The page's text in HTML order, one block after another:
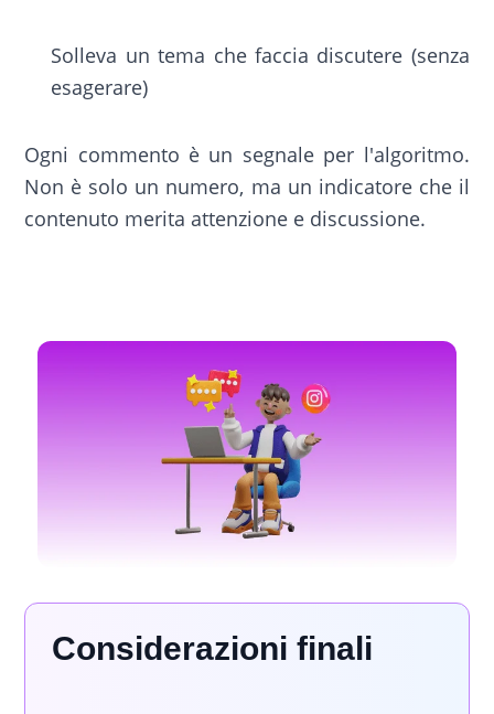
Solleva un tema che faccia discutere (senza
esagerare)
Ogni commento è un segnale per l'algoritmo.
Non è solo un numero, ma un indicatore che il
contenuto merita attenzione e discussione.
Considerazioni finali